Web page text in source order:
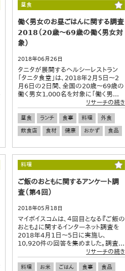
昼食
働く男女のお昼ごはんに関する調査
2018（20歳～69歳の働く男女対
象）
2018年06月26日
タニタが展開するヘルシーレストラン
「タニタ食堂」は、2018年2月5日～2
月6日の2日間、全国の20歳～69歳の
働く男女1,000名を対象に「働く男...
リサーチの続き
昼食 ランチ 食事 料理
外食
飲食店
食材 健康 おかず 食品
料理
ご飯のおともに関するアンケート調
査（第4回）
2018年05月18日
マイボイスコムは、４回目となる『ご飯の
おとも』に関するインターネット調査を
2018年4月1日～5日に実施し、
10,920件の回答を集めました。調査...
リサーチの続き
料理 お米 ごはん 食事
食品